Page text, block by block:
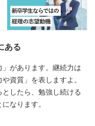
ある
があります。継続力は
資質」を表しますよ。
したら、勉強し続ける
なります。